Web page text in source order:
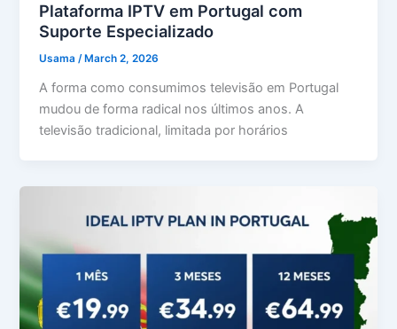
Plataforma IPTV em Portugal com
Suporte Especializado
Usama/ March 2, 2026
A forma como consumimos televisão em Portugal
mudou de forma radical nos últimos anos. A
televisão tradicional, limitada por horários